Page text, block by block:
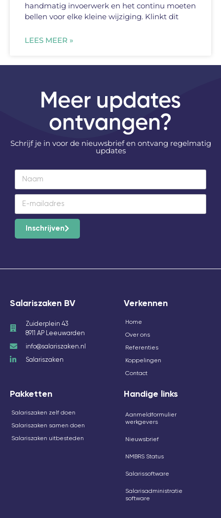
handmatig invoerwerk en het continu moeten
bellen voor elke kleine wijziging. Klinkt dit
LEES MEER »
Meer updates
ontvangen?
Schrijf je in voor de nieuwsbrief en ontvang regelmatig
updates
Inschrijven
Salariszaken BV
Zuiderplein 43
8911 AP Leeuwarden
info@salariszaken.nl
Salariszaken
Verkennen
Home
Over ons
Referenties
Koppelingen
Contact
Pakketten
Salariszaken zelf doen
Salariszaken samen doen
Salariszaken uitbesteden
Handige links
Aanmeldformulier
werkgevers
Nieuwsbrief
NMBRS Status
Salarissoftware
Salarisadministratie
software